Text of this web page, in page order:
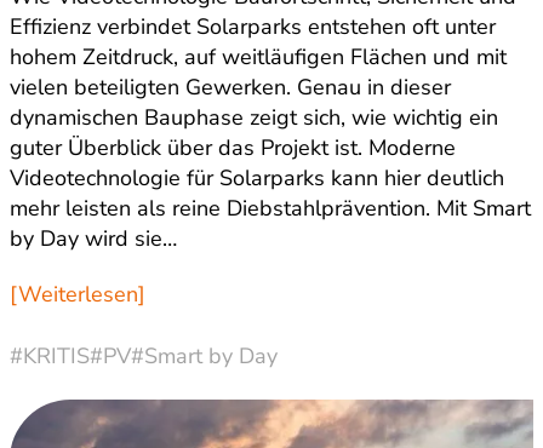
Effizienz verbindet Solarparks entstehen oft unter
hohem Zeitdruck, auf weitläufigen Flächen und mit
vielen beteiligten Gewerken. Genau in dieser
dynamischen Bauphase zeigt sich, wie wichtig ein
guter Überblick über das Projekt ist. Moderne
Videotechnologie für Solarparks kann hier deutlich
mehr leisten als reine Diebstahlprävention. Mit Smart
by Day wird sie…
[Weiterlesen]
#KRITIS#PV#Smart by Day